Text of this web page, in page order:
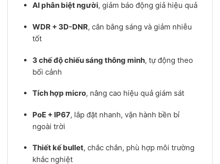
AI phân biệt người, giảm báo động giả hiệu quả
WDR + 3D-DNR, cân bằng sáng và giảm nhiễu
tốt
3 chế độ chiếu sáng thông minh, tự động theo
bối cảnh
Tích hợp micro, nâng cao hiệu quả giám sát
PoE + IP67, lắp đặt nhanh, vận hành bền bỉ
ngoài trời
Thiết kế bullet, chắc chắn, phù hợp môi trường
khắc nghiệt